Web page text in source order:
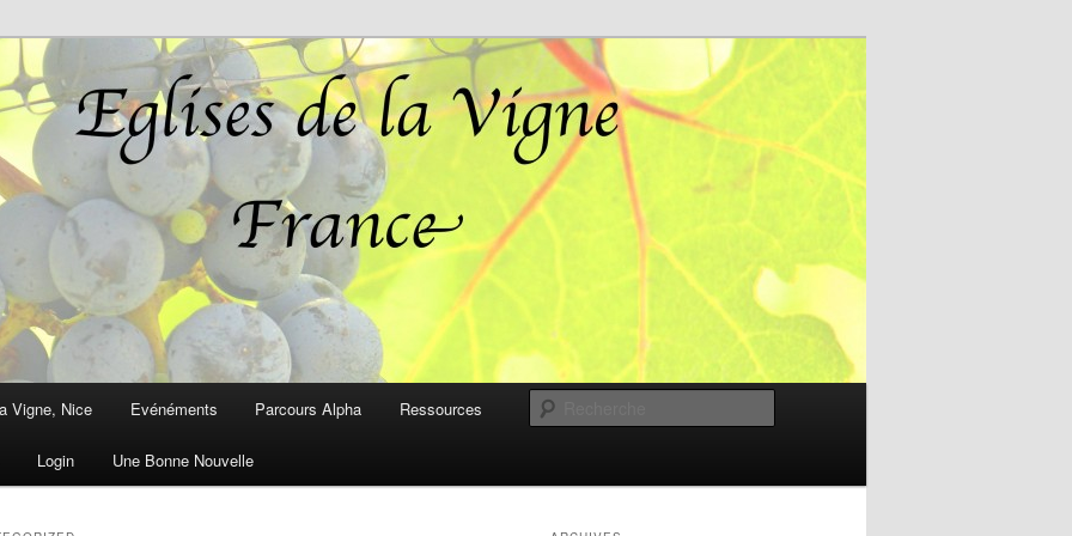
France
plein d'espérance pour vous!
Vigne, Nice Evénéments Parcours Alpha Ressources
Login Une Bonne Nouvelle